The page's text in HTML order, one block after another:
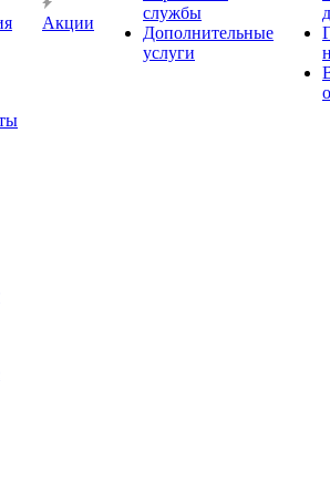
Акции
службы
Дополнительные
услуги